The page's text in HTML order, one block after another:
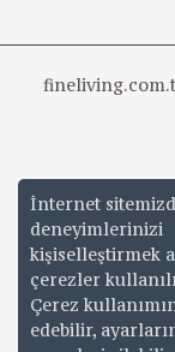
İnternet
deneyimlerinizi
kişiselleştirmek
çerezler
Çerez
edebilir,